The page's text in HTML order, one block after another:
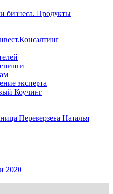
бизнеса. Продукты
эксперта
Коучинг
Переверзева Наталья